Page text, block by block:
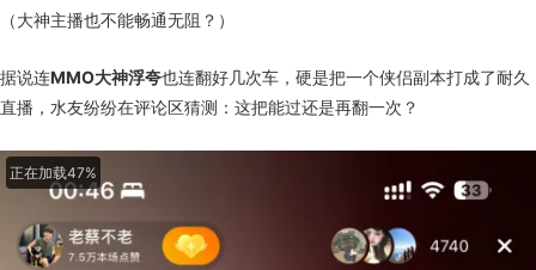
（大神主播也不能畅通无阻？）
据说连MMO大神浮夸也连翻好几次车，硬是把一个侠侣副本打成了耐久
直播，水友纷纷在评论区猜测：这把能过还是再翻一次？
正在加载50%